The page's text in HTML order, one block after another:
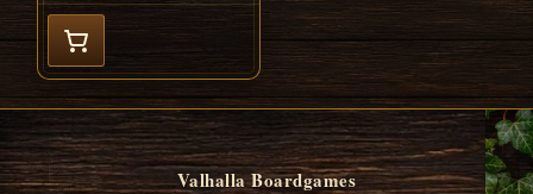
Valhalla Boardgames